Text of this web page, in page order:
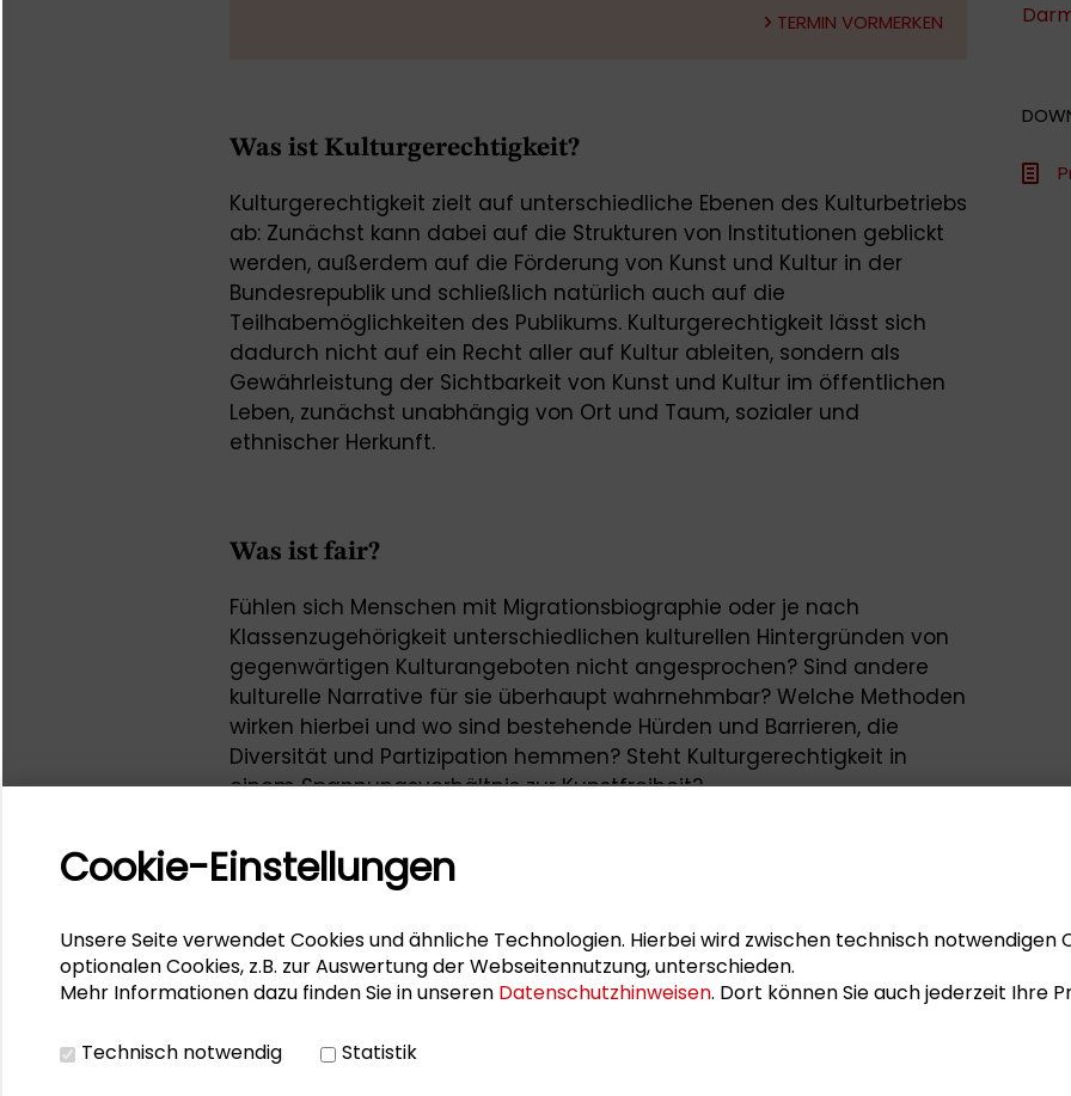
TERMIN VORMERKEN
Was ist Kulturgerechtigkeit?
Kulturgerechtigkeit zielt auf unterschiedliche Ebenen des Kulturbetriebs
ab: Zunächst kann dabei auf die Strukturen von Institutionen geblickt
werden, außerdem auf die Förderung von Kunst und Kultur in der
Bundesrepublik und schließlich natürlich auch auf die
Teilhabemöglichkeiten des Publikums. Kulturgerechtigkeit lässt sich
dadurch nicht auf ein Recht aller auf Kultur ableiten, sondern als
Gewährleistung der Sichtbarkeit von Kunst und Kultur im öffentlichen
Leben, zunächst unabhängig von Ort und Taum, sozialer und
ethnischer Herkunft.
Was ist fair?
Fühlen sich Menschen mit Migrationsbiographie oder je nach
Klassenzugehörigkeit unterschiedlichen kulturellen Hintergründen von
gegenwärtigen Kulturangeboten nicht angesprochen? Sind andere
kulturelle Narrative für sie überhaupt wahrnehmbar? Welche Methoden
wirken hierbei und wo sind bestehende Hürden und Barrieren, die
Diversität und Partizipation hemmen? Steht Kulturgerechtigkeit in
einem Spannungsverhältnis zur Kunstfreiheit?
Denkwerkstatt zum Thema „Kulturgerechtigkeit“ ein.
"Kultur leben. Integrationspotenziale in Rhein-Main und Hessen", das im
WIR-Programm des Hessischen Ministeriums für Soziales und
Integration gefördert wird.
Ihr Ansprechpartner ist
Cookie-Einstellungen
Unsere Seite verwendet Cookies und ähnliche Technologien. Hierbei wird zwischen technisch
optionalen Cookies, z.B. zur Auswertung der Webseitennutzung, unterschieden.
Mehr Informationen dazu finden Sie in unseren Datenschutzhinweisen. Dort können Sie auch jederzeit Ihre
Technisch notwendig Statistik